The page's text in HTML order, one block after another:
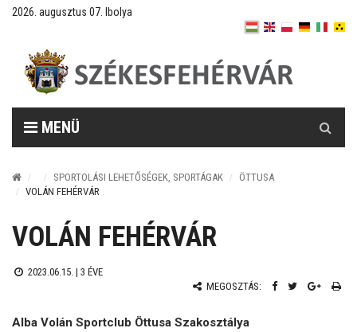
2026. augusztus 07. Ibolya
MENÜ
SPORTOLÁSI LEHETŐSÉGEK, SPORTÁGAK
ÖTTUSA
VOLÁN FEHÉRVÁR
VOLÁN FEHÉRVÁR
2023.06.15. | 3 ÉVE
MEGOSZTÁS:
Alba Volán Sportclub Öttusa Szakosztálya